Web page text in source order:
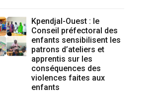
Kpendjal-Ouest : le
Conseil préfectoral des
enfants sensibilisent les
patrons d’ateliers et
apprentis sur les
conséquences des
violences faites aux
enfants